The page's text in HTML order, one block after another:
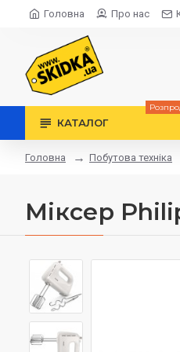
Головна Про нас
КАТАЛОГ
Головна Побутова техніка
Міксер